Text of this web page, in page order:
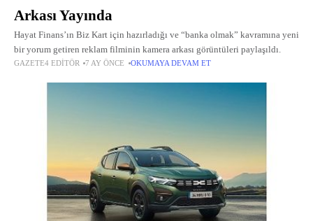
Arkası Yayında
Hayat Finans’ın Biz Kart için hazırladığı ve “banka olmak” kavramına yeni
bir yorum getiren reklam filminin kamera arkası görüntüleri paylaşıldı.
GAZETE4 EDITÖR 7 AY ÖNCE OKUMAYA DEVAM ET